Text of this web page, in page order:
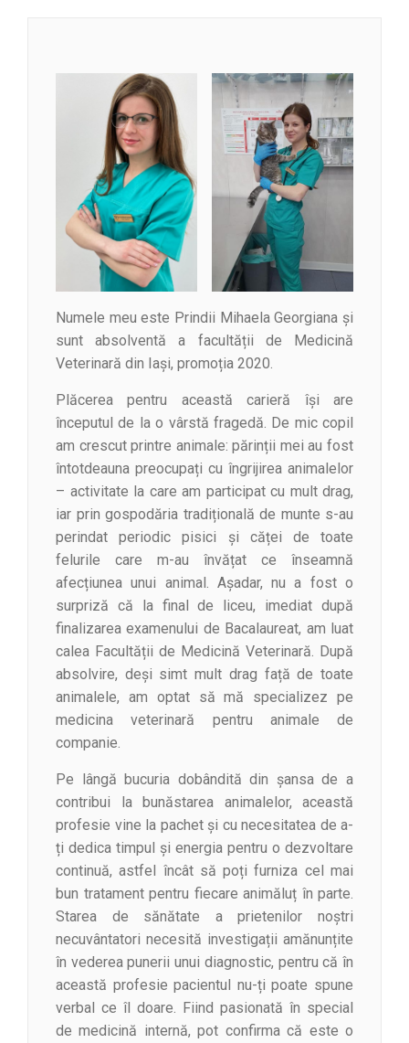
Numele meu este Prindii Mihaela Georgiana şi
sunt absolventă a facultății de Medicină
Veterinară din Iași, promoția 2020.
Plăcerea pentru această carieră își are
începutul de la o vârstă fragedă. De mic copil
am crescut printre animale: părinții mei au fost
întotdeauna preocupați cu îngrijirea animalelor
– activitate la care am participat cu mult drag,
iar prin gospodăria tradițională de munte s-au
perindat periodic pisici și căței de toate
felurile care m-au învățat ce înseamnă
afecțiunea unui animal. Așadar, nu a fost o
surpriză că la final de liceu, imediat după
finalizarea examenului de Bacalaureat, am luat
calea Facultății de Medicină Veterinară. După
absolvire, deși simt mult drag față de toate
animalele, am optat să mă specializez pe
medicina veterinară pentru animale de
companie.
Pe lângă bucuria dobândită din șansa de a
contribui la bunăstarea animalelor, această
profesie vine la pachet și cu necesitatea de a-
ți dedica timpul și energia pentru o dezvoltare
continuă, astfel încât să poți furniza cel mai
bun tratament pentru fiecare animăluț în parte.
Starea de sănătate a prietenilor noștri
necuvântatori necesită investigații amănunțite
în vederea punerii unui diagnostic, pentru că în
această profesie pacientul nu-ți poate spune
verbal ce îl doare. Fiind pasionată în special
de medicină internă, pot confirma că este o